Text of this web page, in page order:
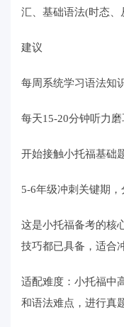
汇、基础语法(时态、
建议
每周系统学习语法知
每天15-20分钟听力
开始接触小托福基础
5-6年级冲刺关键期
这是小托福备考的核
技巧都已具备，适合
适配难度：小托福中
和语法难点，进行真